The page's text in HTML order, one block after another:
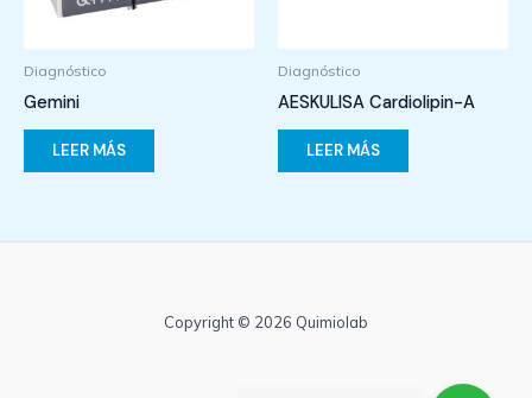
Diagnóstico
Gemini
LEER MÁS
Diagnóstico
AESKULISA Cardiolipin-A
LEER MÁS
Copyright © 2026 Quimiolab